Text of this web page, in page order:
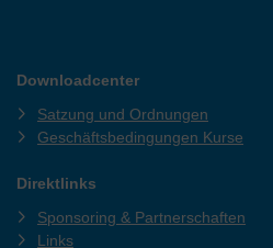
Downloadcenter
Satzung und Ordnungen
Geschäftsbedingungen Kurse
Direktlinks
Sponsoring & Partnerschaften
Links